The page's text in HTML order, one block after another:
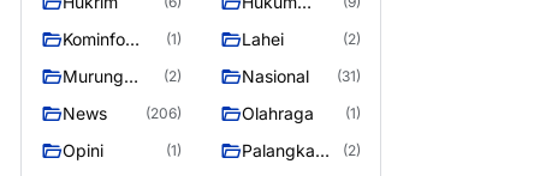
Kominfo
(1) Lahei (2)
Murung
(2) Nasional (31)
News (206) Olahraga (1)
Opini (1)
Palangka
(2)